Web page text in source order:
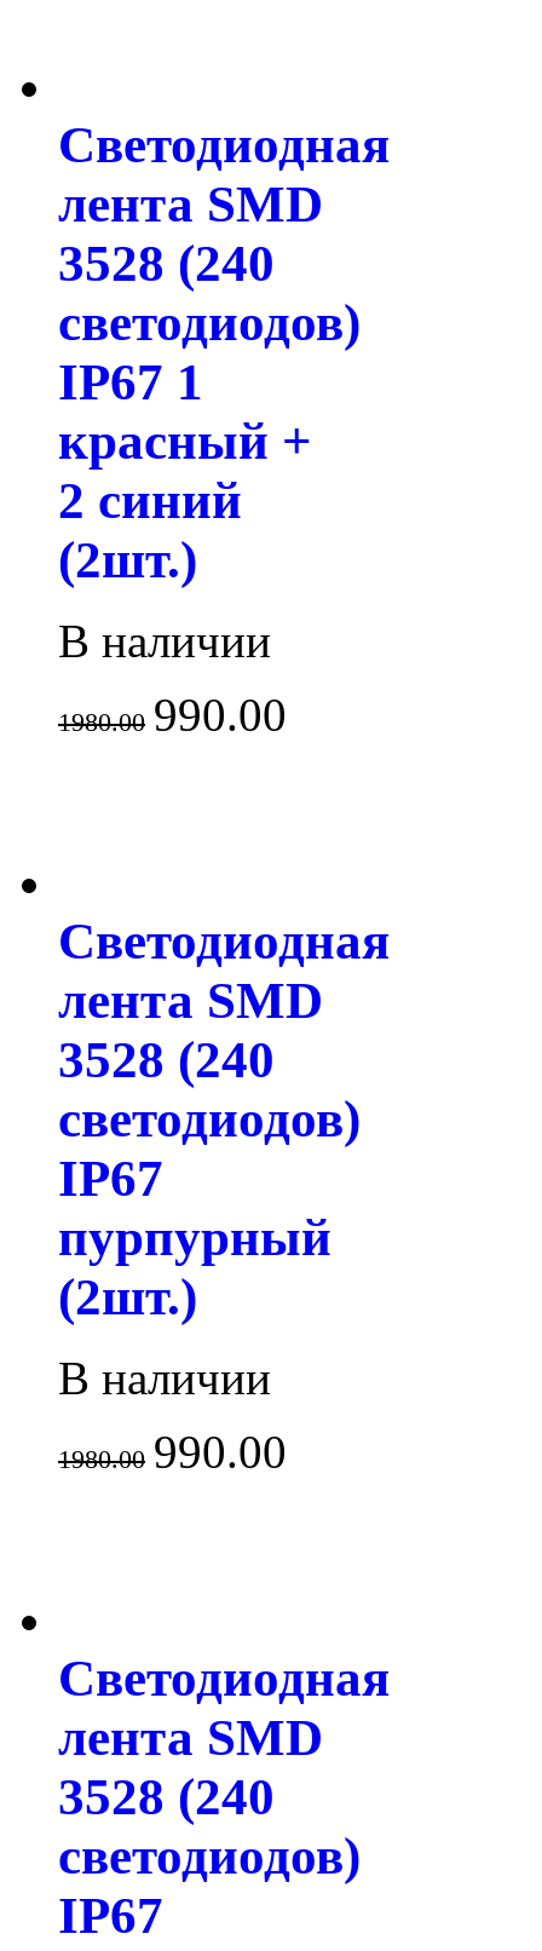
Светодиодная
лента SMD
3528 (240
светодиодов)
IP67 1
красный +
2 синий
(2шт.)
В наличии
1980.00 990.00
Светодиодная
лента SMD
3528 (240
светодиодов)
IP67
пурпурный
(2шт.)
В наличии
1980.00 990.00
Светодиодная
лента SMD
3528 (240
светодиодов)
IP67